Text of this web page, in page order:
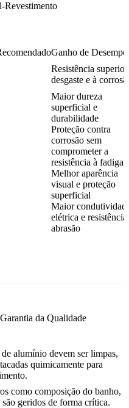
Revestimento
Ganho de
Resistência
desgaste e à
Maior dureza
superficial e
durabilidade
Proteção contra
corrosão sem
comprometer a
resistência à fadiga
Melhor aparência
visual e proteção
superficial
Maior
elétrica e resistência
abrasão
da Qualidade
de alumínio devem ser limpas,
quimicamente para
como composição do banho,
geridos de forma crítica.